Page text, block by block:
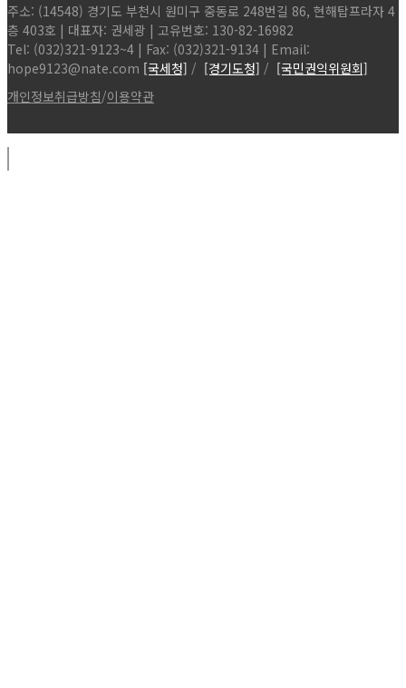
주소: (14548) 경기도 부천시 원미구 중동로 248번길 86, 현해탑프라자 4
층 403호 | 대표자: 권세광 | 고유번호: 130-82-16982
Tel: (032)321-9123~4 | Fax: (032)321-9134 | Email:
hope9123@nate.com [국세청] / [경기도청] / [국민권익위원회]
개인정보취급방침/이용약관